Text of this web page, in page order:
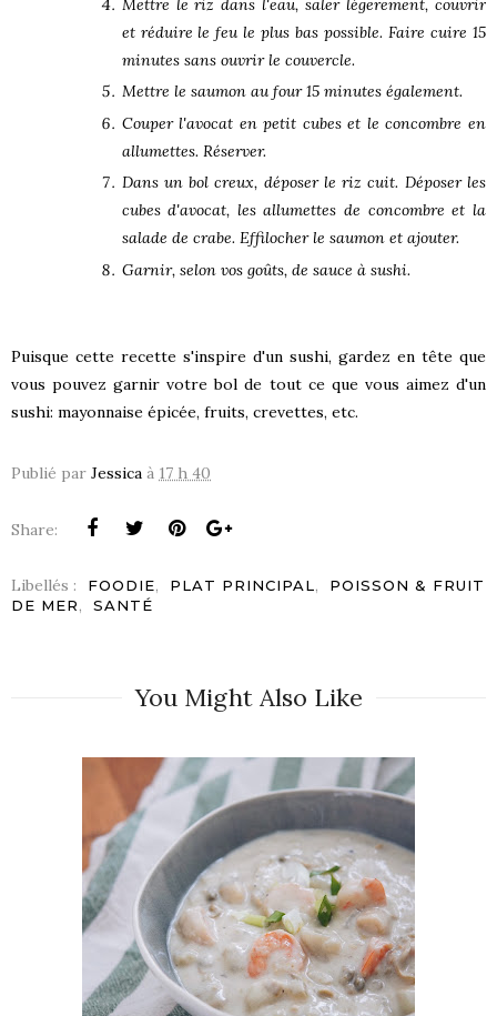
et réduire le feu le plus bas possible. Faire cuire 15
minutes sans ouvrir le couvercle.
Mettre le saumon au four 15 minutes également.
Couper l'avocat en petit cubes et le concombre en
allumettes. Réserver.
Dans un bol creux, déposer le riz cuit. Déposer les
cubes d'avocat, les allumettes de concombre et la
salade de crabe. Effilocher le saumon et ajouter.
Garnir, selon vos goûts, de sauce à sushi.
Puisque cette recette s'inspire d'un sushi, gardez en tête que
vous pouvez garnir votre bol de tout ce que vous aimez d'un
sushi: mayonnaise épicée, fruits, crevettes, etc.
Publié par Jessica à 17 h 40
Share:
Libellés : FOODIE, PLAT PRINCIPAL,
POISSON & FRUIT
DE MER, SANTÉ
You Might Also Like